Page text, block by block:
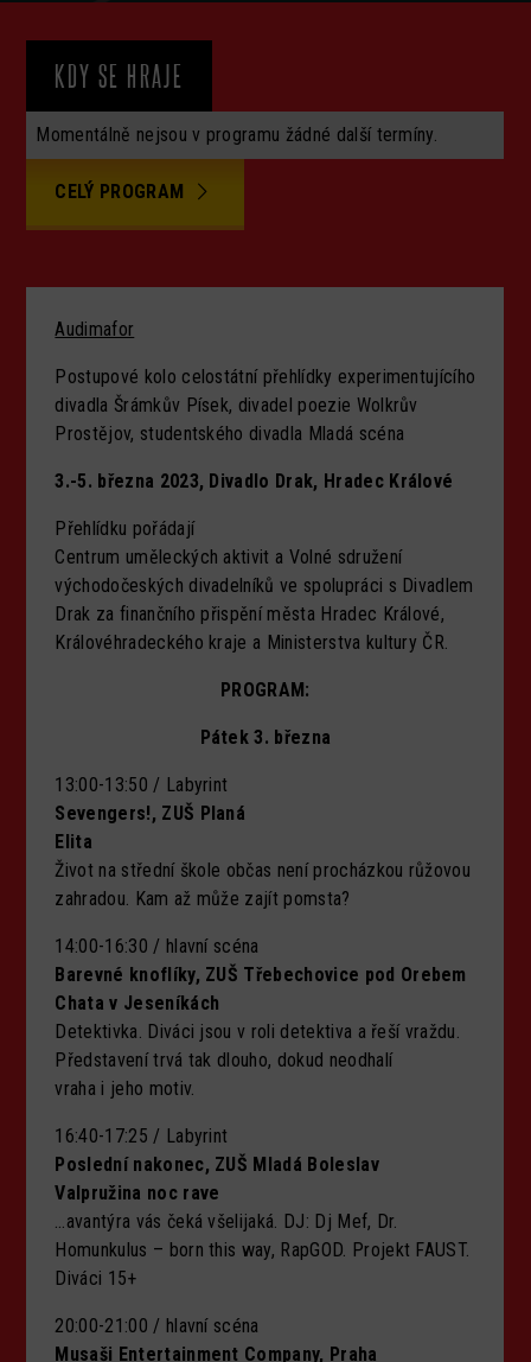
KDY SE HRAJE
Momentálně nejsou v programu žádné další termíny.
CELÝ PROGRAM
Audimafor
Postupové kolo celostátní přehlídky experimentujícího
divadla Šrámkův Písek, divadel poezie Wolkrův
Prostějov, studentského divadla Mladá scéna
3.-5. března 2023, Divadlo Drak, Hradec Králové
Přehlídku pořádají
Centrum uměleckých aktivit a Volné sdružení
východočeských divadelníků ve spolupráci s Divadlem
Drak za finančního přispění města Hradec Králové,
Královéhradeckého kraje a Ministerstva kultury ČR.
PROGRAM:
Pátek 3. března
13:00-13:50 / Labyrint
Sevengers!, ZUŠ Planá
Elita
Život na střední škole občas není procházkou růžovou
zahradou. Kam až může zajít pomsta?
14:00-16:30 / hlavní scéna
Barevné knoflíky, ZUŠ Třebechovice pod Orebem
Chata v Jeseníkách
Detektivka. Diváci jsou v roli detektiva a řeší vraždu.
Představení trvá tak dlouho, dokud neodhalí
vraha i jeho motiv.
16:40-17:25 / Labyrint
Poslední nakonec, ZUŠ Mladá Boleslav
Valpružina noc rave
…avantýra vás čeká všelijaká. DJ: Dj Mef, Dr.
Homunkulus – born this way, RapGOD. Projekt FAUST.
Diváci 15+
20:00-21:00 / hlavní scéna
Musaši Entertainment Company, Praha